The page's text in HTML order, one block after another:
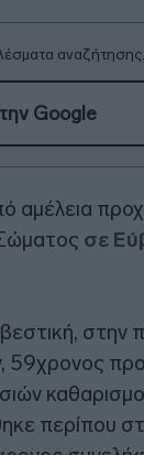
αναζήτησης.
Google
αμέλεια
σε
στην
59χρονος
περίπου